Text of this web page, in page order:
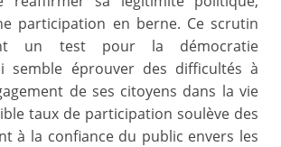
participation en berne. Ce scrutin
un test pour la démocratie
semble éprouver des difficultés à
de ses citoyens dans la vie
taux de participation soulève des
à la confiance du public envers les